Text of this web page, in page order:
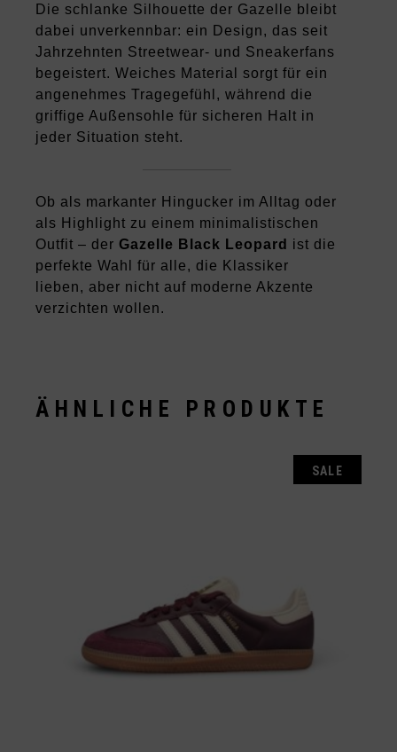
Die schlanke Silhouette der Gazelle bleibt
dabei unverkennbar: ein Design, das seit
Jahrzehnten Streetwear- und Sneakerfans
begeistert. Weiches Material sorgt für ein
angenehmes Tragegefühl, während die
griffige Außensohle für sicheren Halt in
jeder Situation steht.
Ob als markanter Hingucker im Alltag oder
als Highlight zu einem minimalistischen
Outfit – derGazelle Black Leopard ist die
perfekte Wahl für alle, die Klassiker
lieben, aber nicht auf moderne Akzente
verzichten wollen.
ÄHNLICHE PRODUKTE
SALE